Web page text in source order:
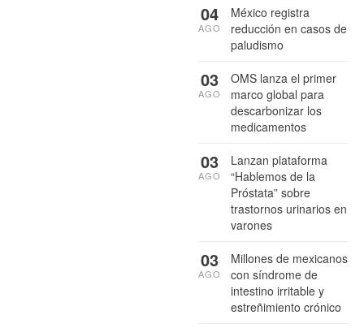
México registra
reducción en casos de
paludismo
04
AGO
OMS lanza el primer
marco global para
descarbonizar los
medicamentos
03
AGO
Lanzan plataforma
“Hablemos de la
Próstata” sobre
trastornos urinarios en
varones
03
AGO
Millones de mexicanos
con síndrome de
intestino irritable y
estreñimiento crónico
03
AGO